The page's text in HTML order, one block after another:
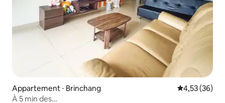
Appartement ⋅ Brinchang Évaluation
4,53 (36)
À 5 min des